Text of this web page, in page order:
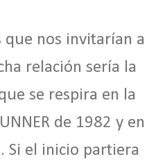
que nos invitarían a
relación sería la
se respira en la
de 1982 y en
Si el inicio partiera